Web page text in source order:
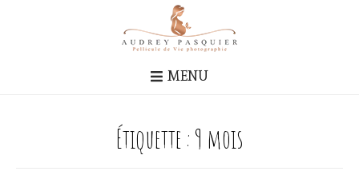
MENU
Étiquette :9 mois